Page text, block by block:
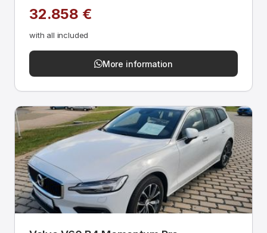
32.858 €
with all included
More information